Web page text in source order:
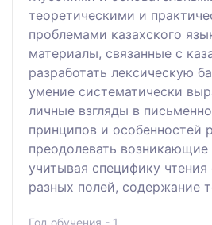
теоретическими и
проблемами казахского
материалы, связанные с
разработать лексическую
умение систематически
личные взгляды в
принципов и особенностей
преодолевать возникающие
учитывая специфику
разных полей, содержание
Год обучения - 1